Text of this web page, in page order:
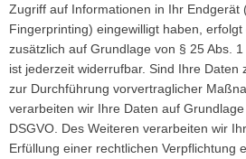
Zugriff auf Informationen in Ihr Endgerät
Fingerprinting) eingewilligt haben,
zusätzlich auf Grundlage von § 25 Abs.
ist jederzeit widerrufbar. Sind Ihre Daten
zur Durchführung vorvertraglicher
verarbeiten wir Ihre Daten auf
DSGVO. Des Weiteren verarbeiten wir
Erfüllung einer rechtlichen Verpflichtung